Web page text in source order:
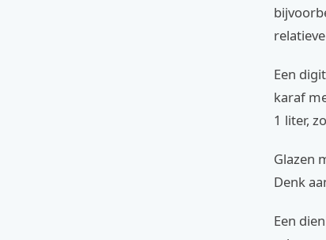
Een
karaf
1 liter,
Glazen
Denk
Een